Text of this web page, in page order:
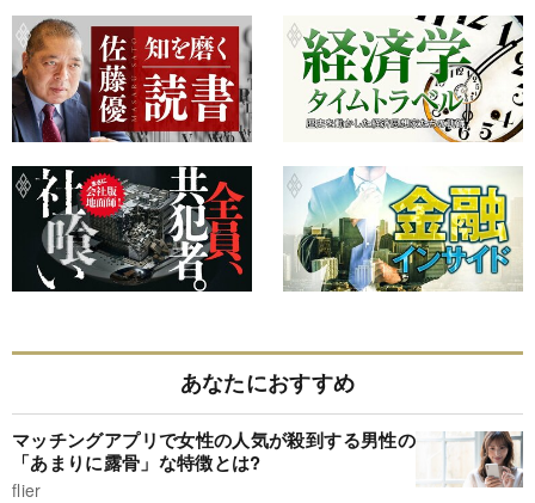
あなたにおすすめ
マッチングアプリで女性の人気が殺到する男性の
「あまりに露骨」な特徴とは?
flier